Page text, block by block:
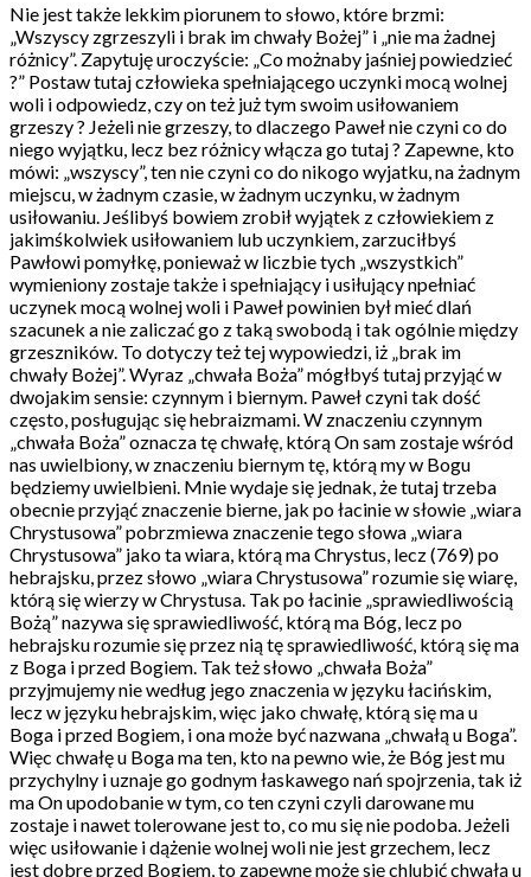
Nie jest także lekkim piorunem to słowo, które brzmi:
„Wszyscy zgrzeszyli i brak im chwały Bożej” i „nie ma żadnej
różnicy”. Zapytuję uroczyście: „Co możnaby jaśniej powiedzieć
?” Postaw tutaj człowieka spełniającego uczynki mocą wolnej
woli i odpowiedz, czy on też już tym swoim usiłowaniem
grzeszy ? Jeżeli nie grzeszy, to dlaczego Paweł nie czyni co do
niego wyjątku, lecz bez różnicy włącza go tutaj ? Zapewne, kto
mówi: „wszyscy”, ten nie czyni co do nikogo wyjatku, na żadnym
miejscu, w żadnym czasie, w żadnym uczynku, w żadnym
usiłowaniu. Jeślibyś bowiem zrobił wyjątek z człowiekiem z
jakimśkolwiek usiłowaniem lub uczynkiem, zarzuciłbyś
Pawłowi pomyłkę, ponieważ w liczbie tych „wszystkich”
wymieniony zostaje także i spełniający i usiłujący npełniać
uczynek mocą wolnej woli i Paweł powinien był mieć dlań
szacunek a nie zaliczać go z taką swobodą i tak ogólnie między
grzeszników. To dotyczy też tej wypowiedzi, iż „brak im
chwały Bożej”. Wyraz „chwała Boża” mógłbyś tutaj przyjąć w
dwojakim sensie: czynnym i biernym. Paweł czyni tak dość
często, posługując się hebraizmami. W znaczeniu czynnym
„chwała Boża” oznacza tę chwałę, którą On sam zostaje wśród
nas uwielbiony, w znaczeniu biernym tę, którą my w Bogu
będziemy uwielbieni. Mnie wydaje się jednak, że tutaj trzeba
obecnie przyjąć znaczenie bierne, jak po łacinie w słowie „wiara
Chrystusowa” pobrzmiewa znaczenie tego słowa „wiara
Chrystusowa” jako ta wiara, którą ma Chrystus, lecz (769) po
hebrajsku, przez słowo „wiara Chrystusowa” rozumie się wiarę,
którą się wierzy w Chrystusa. Tak po łacinie „sprawiedliwością
Bożą” nazywa się sprawiedliwość, którą ma Bóg, lecz po
hebrajsku rozumie się przez nią tę sprawiedliwość, którą się ma
z Boga i przed Bogiem. Tak też słowo „chwała Boża”
przyjmujemy nie według jego znaczenia w języku łacińskim,
lecz w języku hebrajskim, więc jako chwałę, którą się ma u
Boga i przed Bogiem, i ona może być nazwana „chwałą u Boga”.
Więc chwałę u Boga ma ten, kto na pewno wie, że Bóg jest mu
przychylny i uznaje go godnym łaskawego nań spojrzenia, tak iż
ma On upodobanie w tym, co ten czyni czyli darowane mu
zostaje i nawet tolerowane jest to, co mu się nie podoba. Jeżeli
więc usiłowanie i dążenie wolnej woli nie jest grzechem, lecz
jest dobre przed Bogiem, to zapewne może się chlubić chwałą u